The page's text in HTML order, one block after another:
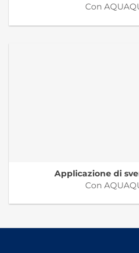
Con
Applicazione di
Con